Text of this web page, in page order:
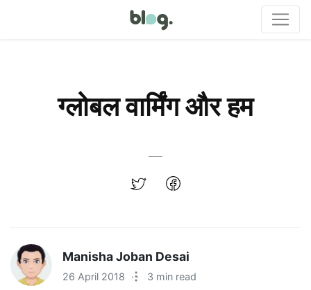
ग्लोबल वार्मिंग और हम
Manisha Joban Desai
26 April 2018 · 3 min read